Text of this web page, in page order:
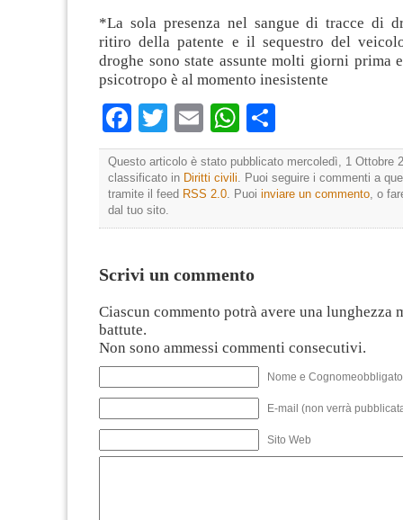
*La sola presenza nel sangue di tracce di
ritiro della patente e il sequestro del
droghe sono state assunte molti giorni prima
psicotropo è al momento inesistente
Facebook
TwitterEmailWhatsApp
Questo articolo è stato pubblicato mercoledì, 1 Ottobre
classificato in Diritti civili. Puoi seguire i commenti a
tramite il feed RSS 2.0. Puoi inviare un commento, o
dal tuo sito.
Scrivi un commento
Ciascun commento potrà avere una lunghezza
battute.
Non sono ammessi commenti consecutivi.
Nome e
E-mail (non verrà
Sito Web